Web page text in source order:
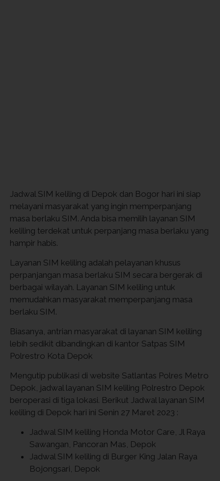
Jadwal SIM keliling di Depok dan Bogor hari ini siap
melayani masyarakat yang ingin memperpanjang
masa berlaku SIM. Anda bisa memilih layanan SIM
keliling terdekat untuk perpanjang masa berlaku yang
hampir habis.
Layanan SIM keliling adalah pelayanan khusus
perpanjangan masa berlaku SIM secara bergerak di
berbagai wilayah. Layanan SIM keliling untuk
memudahkan masyarakat memperpanjang masa
berlaku SIM.
Biasanya, antrian masyarakat di layanan SIM keliling
lebih sedikit dibandingkan di kantor Satpas SIM
Polrestro Kota Depok
Mengutip publikasi di website Satlantas Polres Metro
Depok, jadwal layanan SIM keliling Polrestro Depok
beroperasi di tiga lokasi. Berikut Jadwal layanan SIM
keliling di Depok hari ini Senin 27 Maret 2023 :
Jadwal SIM keliling Honda Motor Care, Jl Raya
Sawangan, Pancoran Mas, Depok
Jadwal SIM keliling di Burger King Jalan Raya
Bojongsari, Depok